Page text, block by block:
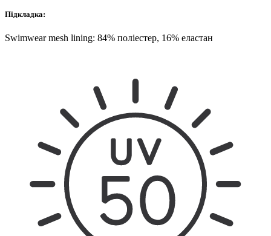
Підкладка:
Swimwear mesh lining: 84% поліестер, 16% еластан